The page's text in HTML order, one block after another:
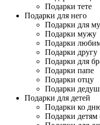
Подарки тете
Подарки для него
Подарки для
Подарки мужу
Подарки
Подарки другу
Подарки для
Подарки папе
Подарки отцу
Подарки
Подарки для детей
Подарки ко
Подарки детям